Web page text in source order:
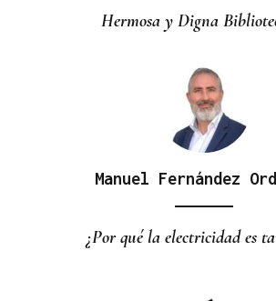
casco histórico de Ourense
Hermosa y Digna
Manuel Fernández
¿Por qué la electricidad es